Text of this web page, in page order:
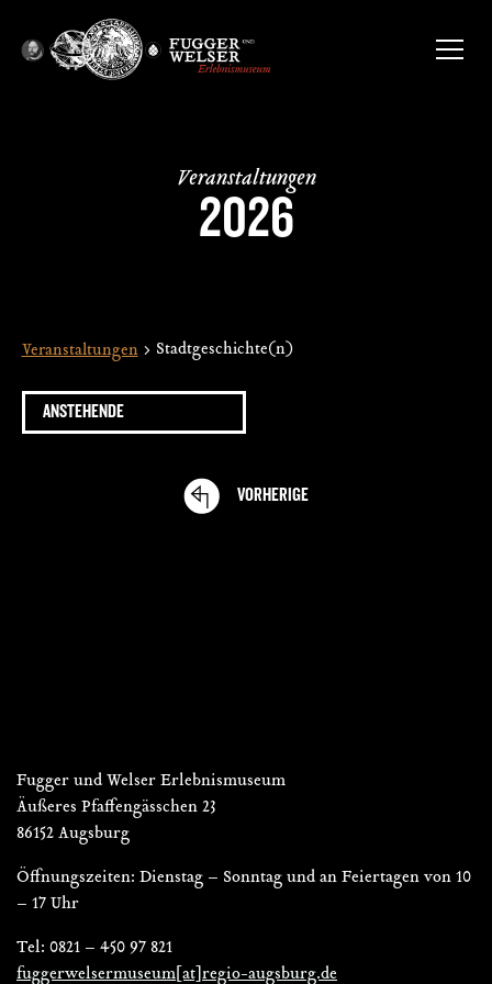
Veranstaltungen
2026
Veranstaltungen Stadtgeschichte(n)
ANSTEHENDE
VORHERIGEVERANSTALTUNGEN
Fugger und Welser Erlebnismuseum
Äußeres Pfaffengässchen 23
86152 Augsburg
Öffnungszeiten: Dienstag – Sonntag und an Feiertagen von 10
– 17 Uhr
Tel: 0821 – 450 97 821
fuggerwelsermuseum[at]regio-augsburg.de